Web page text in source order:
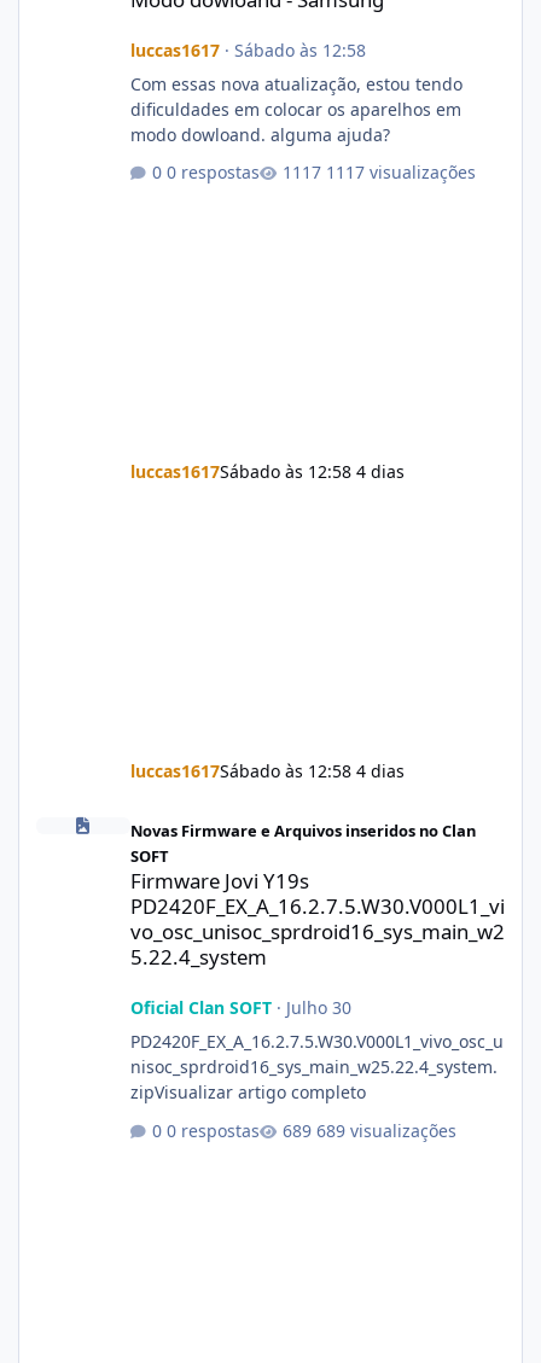
luccas1617· Sábado às 12:58
Com essas nova atualização, estou tendo
dificuldades em colocar os aparelhos em
modo dowloand. alguma ajuda?
0 respostas
1117 visualizações
luccas1617Sábado às 12:58 4 dias
luccas1617Sábado às 12:58 4 dias
Firmware Jovi Y19s
Novas Firmware e Arquivos inseridos no Clan
SOFT
Firmware Jovi Y19s
PD2420F_EX_A_16.2.7.5.W30.V000L1_vi
vo_osc_unisoc_sprdroid16_sys_main_w2
5.22.4_system
Oficial Clan SOFT· Julho 30
PD2420F_EX_A_16.2.7.5.W30.V000L1_vivo_osc_u
nisoc_sprdroid16_sys_main_w25.22.4_system.
zipVisualizar artigo completo
0 respostas
689 visualizações